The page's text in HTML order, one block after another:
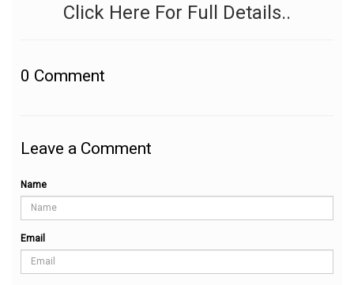
Click Here For Full Details..
0 Comment
Leave a Comment
Name
Email